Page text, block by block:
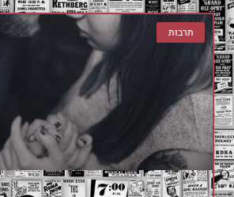
תרבות